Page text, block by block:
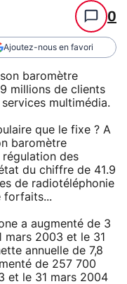
0
Ajoutez-nous en favori
baromètre
millions de clients
multimédia.
que le fixe ? A
baromètre
des
du chiffre de 41.9
de radiotéléphonie
forfaits...
a augmenté de 3
mars 2003 et le 31
annuelle de 7,8
de 257 700
et le 31 mars 2004